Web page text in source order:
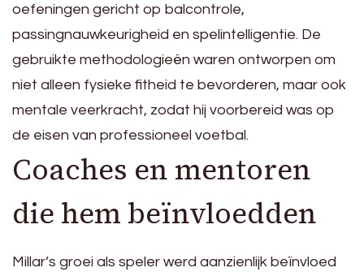
oefeningen gericht op balcontrole,
passingnauwkeurigheid en spelintelligentie. De
gebruikte methodologieën waren ontworpen om
niet alleen fysieke fitheid te bevorderen, maar ook
mentale veerkracht, zodat hij voorbereid was op
de eisen van professioneel voetbal.
Coaches en mentoren
die hem beïnvloedden
Millar’s groei als speler werd aanzienlijk beïnvloed